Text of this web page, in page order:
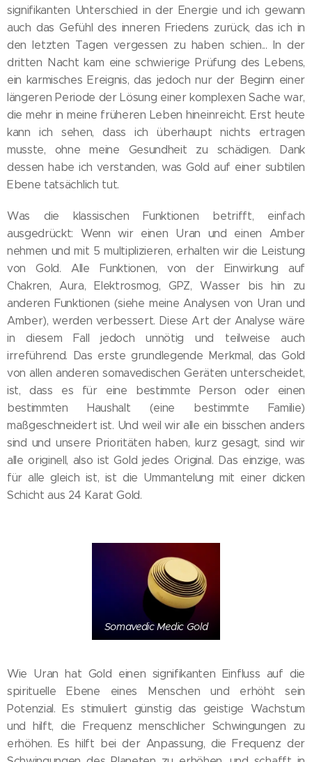
signifikanten Unterschied in der Energie und ich gewann
auch das Gefühl des inneren Friedens zurück, das ich in
den letzten Tagen vergessen zu haben schien... In der
dritten Nacht kam eine schwierige Prüfung des Lebens,
ein karmisches Ereignis, das jedoch nur der Beginn einer
längeren Periode der Lösung einer komplexen Sache war,
die mehr in meine früheren Leben hineinreicht. Erst heute
kann ich sehen, dass ich überhaupt nichts ertragen
musste, ohne meine Gesundheit zu schädigen. Dank
dessen habe ich verstanden, was Gold auf einer subtilen
Ebene tatsächlich tut.
Was die klassischen Funktionen betrifft, einfach
ausgedrückt: Wenn wir einen Uran und einen Amber
nehmen und mit 5 multiplizieren, erhalten wir die Leistung
von Gold. Alle Funktionen, von der Einwirkung auf
Chakren, Aura, Elektrosmog, GPZ, Wasser bis hin zu
anderen Funktionen (siehe meine Analysen von Uran und
Amber), werden verbessert. Diese Art der Analyse wäre
in diesem Fall jedoch unnötig und teilweise auch
irreführend. Das erste grundlegende Merkmal, das Gold
von allen anderen somavedischen Geräten unterscheidet,
ist, dass es für eine bestimmte Person oder einen
bestimmten Haushalt (eine bestimmte Familie)
maßgeschneidert ist. Und weil wir alle ein bisschen anders
sind und unsere Prioritäten haben, kurz gesagt, sind wir
alle originell, also ist Gold jedes Original. Das einzige, was
für alle gleich ist, ist die Ummantelung mit einer dicken
Schicht aus 24 Karat Gold.
Somavedic Medic Gold
Wie Uran hat Gold einen signifikanten Einfluss auf die
spirituelle Ebene eines Menschen und erhöht sein
Potenzial. Es stimuliert günstig das geistige Wachstum
und hilft, die Frequenz menschlicher Schwingungen zu
erhöhen. Es hilft bei der Anpassung, die Frequenz der